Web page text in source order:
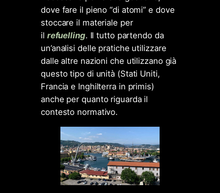
dove fare il pieno “di atomi” e dove
stoccare il materiale per
il refuelling. Il tutto partendo da
un’analisi delle pratiche utilizzare
dalle altre nazioni che utilizzano già
questo tipo di unità (Stati Uniti,
Francia e Inghilterra in primis)
anche per quanto riguarda il
contesto normativo.